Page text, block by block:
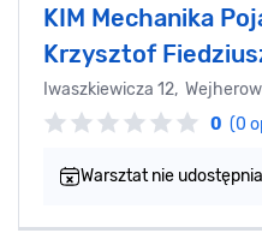
KIM Mechanika
Krzysztof
Iwaszkiewicza 12,
0 (0
Warsztat nie